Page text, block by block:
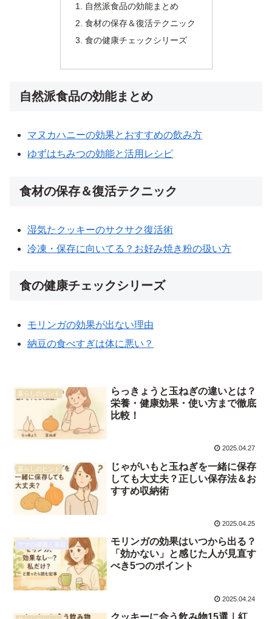
自然派食品の効能まとめ
食材の保存＆復活テクニック
食の健康チェックシリーズ
自然派食品の効能まとめ
マヌカハニーの効果とおすすめの飲み方
ゆずはちみつの効能と活用レシピ
食材の保存＆復活テクニック
湿気たクッキーのサクサク復活術
冷凍・保存に向いてる？お好み焼き粉の扱い方
食の健康チェックシリーズ
モリンガの効果が出ない理由
納豆の食べすぎは体に悪い？
暮らしのヒント
らっきょうと玉ねぎの違いとは？
栄養・健康効果・使い方まで徹底
比較！
2025.04.27
暮らしのヒント
じゃがいもと玉ねぎを一緒に保存
しても大丈夫？正しい保存法＆お
すすめ収納術
2025.04.25
モリンガの効果はいつから出る？
「効かない」と感じた人が見直す
べき5つのポイント
2025.04.24